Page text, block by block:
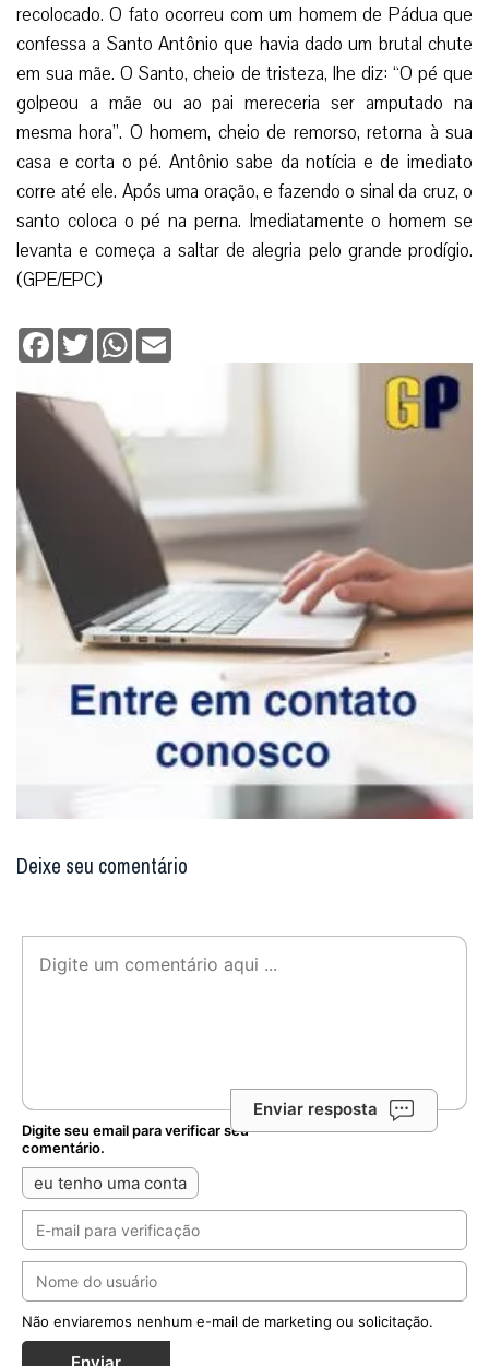
recolocado. O fato ocorreu com um homem de Pádua que
confessa a Santo Antônio que havia dado um brutal chute
em sua mãe. O Santo, cheio de tristeza, lhe diz: “O pé que
golpeou a mãe ou ao pai mereceria ser amputado na
mesma hora”. O homem, cheio de remorso, retorna à sua
casa e corta o pé. Antônio sabe da notícia e de imediato
corre até ele. Após uma oração, e fazendo o sinal da cruz, o
santo coloca o pé na perna. Imediatamente o homem se
levanta e começa a saltar de alegria pelo grande prodígio.
(GPE/EPC)
Facebook
TwitterWhatsApp
Deixe seu comentário
Enviar resposta
Digite seu email para verificar seu
comentário.
eu tenho uma conta
Não enviaremos nenhum e-mail de marketing ou solicitação.
Enviar